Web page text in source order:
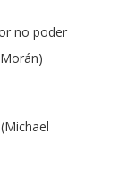
no poder